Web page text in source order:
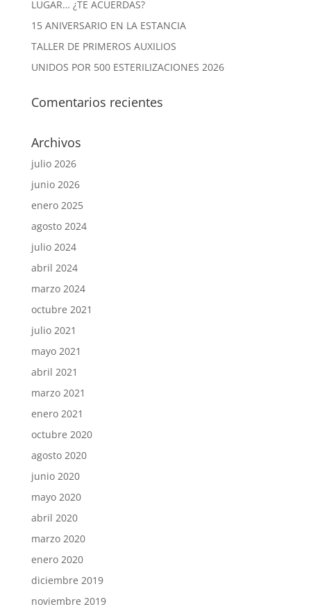
LUGAR… ¿TE ACUERDAS?
15 ANIVERSARIO EN LA ESTANCIA
TALLER DE PRIMEROS AUXILIOS
UNIDOS POR 500 ESTERILIZACIONES 2026
Comentarios recientes
Archivos
julio 2026
junio 2026
enero 2025
agosto 2024
julio 2024
abril 2024
marzo 2024
octubre 2021
julio 2021
mayo 2021
abril 2021
marzo 2021
enero 2021
octubre 2020
agosto 2020
junio 2020
mayo 2020
abril 2020
marzo 2020
enero 2020
diciembre 2019
noviembre 2019